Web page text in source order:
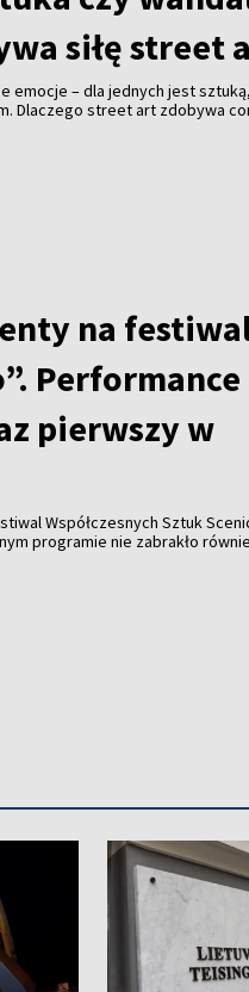
siłę street
emocje – dla jednych jest
Dlaczego street art zdobywa
na
Performance
pierwszy w
Współczesnych Sztuk